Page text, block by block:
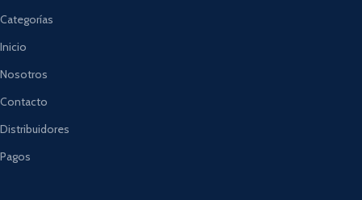
Categorías
Inicio
Nosotros
Contacto
Distribuidores
Pagos